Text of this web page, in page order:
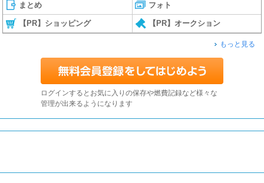
まとめ フォト
【PR】ショッピング 【PR】オークション
もっと見る
ログインするとお気に入りの保存や燃費記録など様々な
管理が出来るようになります